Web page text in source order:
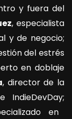
y fuera del
, especialista
y de negocio;
del estrés
en doblaje
, director de la
IndieDevDay;
en